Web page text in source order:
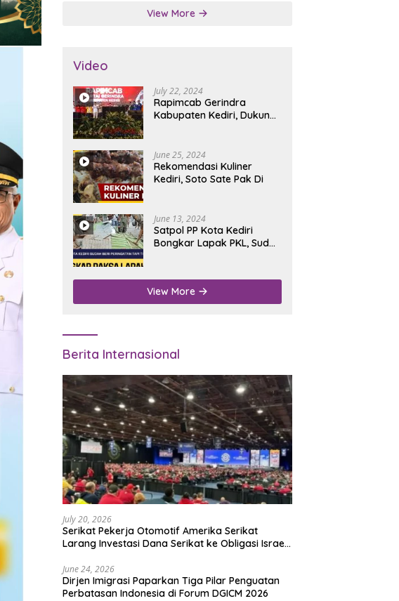
View More
Video
July 22, 2024
Rapimcab Gerindra
Kabupaten Kediri, Dukung
June 25, 2024
Rekomendasi Kuliner
Kediri, Soto Sate Pak Di
June 13, 2024
Satpol PP Kota Kediri
Bongkar Lapak PKL, Sudah
View More
Berita Internasional
July 20, 2026
Serikat Pekerja Otomotif Amerika Serikat
Larang Investasi Dana Serikat ke Obligasi Israel,
June 24, 2026
Dirjen Imigrasi Paparkan Tiga Pilar Penguatan
Perbatasan Indonesia di Forum DGICM 2026